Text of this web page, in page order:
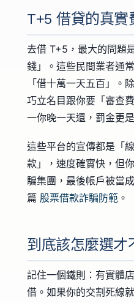
T+5 借貸的真實
去借 T+5，最大的問題
錢」。這些民間業者通
「借十萬一天五百」。
巧立名目跟你要「審查
一你晚一天還，罰金更
這些平台的宣傳都是「
款」，速度確實快，但
騙集團，最後帳戶被當
篇 股票借款詐騙防範 。
到底該怎麼選才
記住一個鐵則：有實體
借。如果你的交割死線